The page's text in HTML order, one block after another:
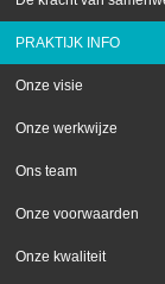
PRAKTIJK INFO
Onze visie
Onze werkwijze
Ons team
Onze voorwaarden
Onze kwaliteit